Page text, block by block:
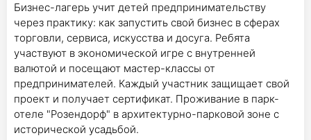
Бизнес-лагерь учит детей предпринимательству
через практику: как запустить свой бизнес в сферах
торговли, сервиса, искусства и досуга. Ребята
участвуют в экономической игре с внутренней
валютой и посещают мастер-классы от
предпринимателей. Каждый участник защищает свой
проект и получает сертификат. Проживание в парк-
отеле "Розендорф" в архитектурно-парковой зоне с
исторической усадьбой.